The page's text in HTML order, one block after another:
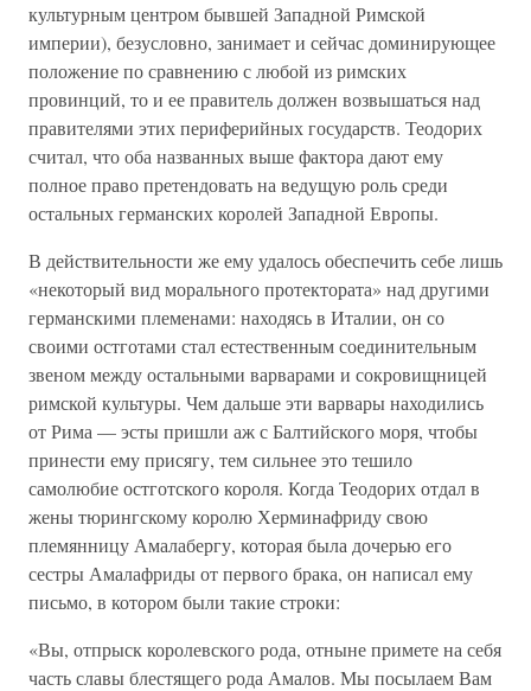
культурным центром бывшей Западной Римской
империи), безусловно, занимает и сейчас доминирующее
положение по сравнению с любой из римских
провинций, то и ее правитель должен возвышаться над
правителями этих периферийных государств. Теодорих
считал, что оба названных выше фактора дают ему
полное право претендовать на ведущую роль среди
остальных германских королей Западной Европы.
В действительности же ему удалось обеспечить себе лишь
«некоторый вид морального протектората» над другими
германскими племенами: находясь в Италии, он со
своими остготами стал естественным соединительным
звеном между остальными варварами и сокровищницей
римской культуры. Чем дальше эти варвары находились
от Рима — эсты пришли аж с Балтийского моря, чтобы
принести ему присягу, тем сильнее это тешило
самолюбие остготского короля. Когда Теодорих отдал в
жены тюрингскому королю Херминафриду свою
племянницу Амалабергу, которая была дочерью его
сестры Амалафриды от первого брака, он написал ему
письмо, в котором были такие строки:
«Вы, отпрыск королевского рода, отныне примете на себя
часть славы блестящего рода Амалов. Мы посылаем Вам